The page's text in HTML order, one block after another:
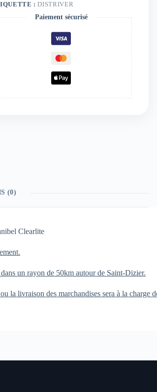
:DISTRIVER
Paiement sécurisé
(0)
Clearlite
un rayon de 50km autour de Saint-Dizier.
la livraison des marchandises sera à la charge